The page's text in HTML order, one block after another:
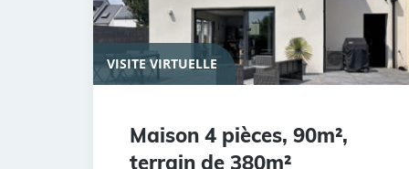
VISITE VIRTUELLE
Maison 4 pièces, 90m²,
terrain de 380m²